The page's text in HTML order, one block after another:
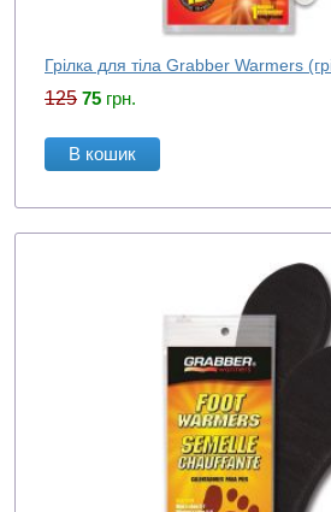
Грілка для тіла Grabber Warmers
125 75 грн.
В кошик